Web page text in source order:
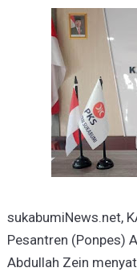
A-
sukabumiNews.net,
Pesantren (Ponpes)
Abdullah Zein